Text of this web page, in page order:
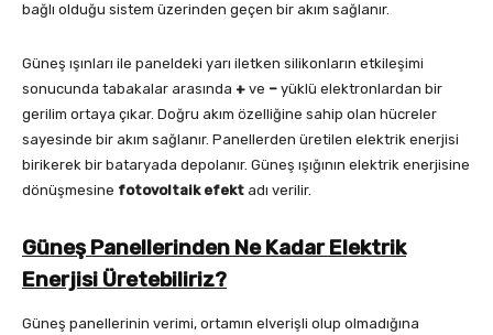
bağlı olduğu sistem üzerinden geçen bir akım sağlanır.
Güneş ışınları ile paneldeki yarı iletken silikonların etkileşimi
sonucunda tabakalar arasında + ve – yüklü elektronlardan bir
gerilim ortaya çıkar. Doğru akım özelliğine sahip olan hücreler
sayesinde bir akım sağlanır. Panellerden üretilen elektrik enerjisi
birikerek bir bataryada depolanır. Güneş ışığının elektrik enerjisine
dönüşmesine fotovoltaik efekt adı verilir.
Güneş Panellerinden Ne Kadar Elektrik
Enerjisi Üretebiliriz?
Güneş panellerinin verimi, ortamın elverişli olup olmadığına